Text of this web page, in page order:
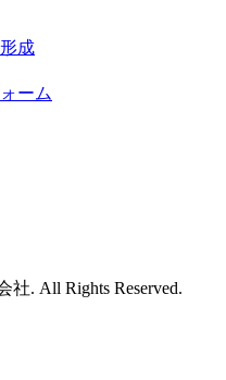
成
ーム
. All Rights Reserved.